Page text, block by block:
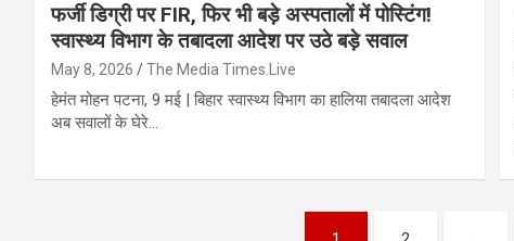
फर्जी डिग्री पर FIR, फिर भी बड़े अस्पतालों में पोस्टिंग!
स्वास्थ्य विभाग के तबादला आदेश पर उठे बड़े सवाल
May 8, 2026 The Media Times.Live
हेमंत मोहन पटना, 9 मई | बिहार स्वास्थ्य विभाग का हालिया तबादला आदेश
अब सवालों के घेरे…